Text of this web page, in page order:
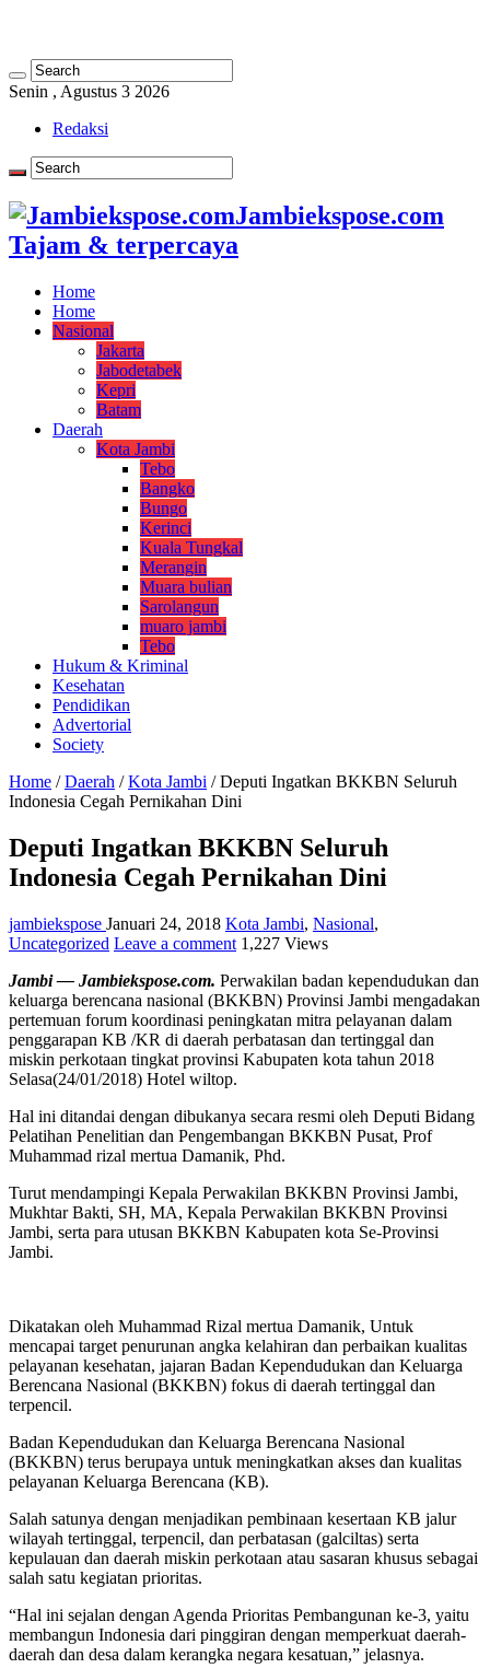
Senin , Agustus 3 2026
Redaksi
Jambiekspose.com
Tajam & terpercaya
Home
Home
Nasional
Jakarta
Jabodetabek
Kepri
Batam
Daerah
Kota Jambi
Tebo
Bangko
Bungo
Kerinci
Kuala Tungkal
Merangin
Muara bulian
Sarolangun
muaro jambi
Tebo
Hukum & Kriminal
Kesehatan
Pendidikan
Advertorial
Society
Home / Daerah / Kota Jambi / Deputi Ingatkan BKKBN Seluruh
Indonesia Cegah Pernikahan Dini
Deputi Ingatkan BKKBN Seluruh
Indonesia Cegah Pernikahan Dini
jambiekspose Januari 24, 2018 Kota Jambi, Nasional,
Uncategorized Leave a comment 1,227 Views
Jambi — Jambiekspose.com. Perwakilan badan kependudukan dan
keluarga berencana nasional (BKKBN) Provinsi Jambi mengadakan
pertemuan forum koordinasi peningkatan mitra pelayanan dalam
penggarapan KB /KR di daerah perbatasan dan tertinggal dan
miskin perkotaan tingkat provinsi Kabupaten kota tahun 2018
Selasa(24/01/2018) Hotel wiltop.
Hal ini ditandai dengan dibukanya secara resmi oleh Deputi Bidang
Pelatihan Penelitian dan Pengembangan BKKBN Pusat, Prof
Muhammad rizal mertua Damanik, Phd.
Turut mendampingi Kepala Perwakilan BKKBN Provinsi Jambi,
Mukhtar Bakti, SH, MA, Kepala Perwakilan BKKBN Provinsi
Jambi, serta para utusan BKKBN Kabupaten kota Se-Provinsi
Jambi.
Dikatakan oleh Muhammad Rizal mertua Damanik, Untuk
mencapai target penurunan angka kelahiran dan perbaikan kualitas
pelayanan kesehatan, jajaran Badan Kependudukan dan Keluarga
Berencana Nasional (BKKBN) fokus di daerah tertinggal dan
terpencil.
Badan Kependudukan dan Keluarga Berencana Nasional
(BKKBN) terus berupaya untuk meningkatkan akses dan kualitas
pelayanan Keluarga Berencana (KB).
Salah satunya dengan menjadikan pembinaan kesertaan KB jalur
wilayah tertinggal, terpencil, dan perbatasan (galciltas) serta
kepulauan dan daerah miskin perkotaan atau sasaran khusus sebagai
salah satu kegiatan prioritas.
“Hal ini sejalan dengan Agenda Prioritas Pembangunan ke-3, yaitu
membangun Indonesia dari pinggiran dengan memperkuat daerah-
daerah dan desa dalam kerangka negara kesatuan,” jelasnya.